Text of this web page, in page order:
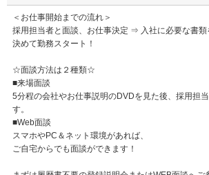
＜お仕事開始までの流れ＞
採用担当者と面談、お仕事決定 ⇒ 入社に必要な書
決めて勤務スタート！
☆面談方法は２種類☆
■来場面談
5分程の会社やお仕事説明のDVDを見た後、採用担
す。
■Web面談
スマホやPC＆ネット環境があれば、
ご自宅からでも面談ができます！